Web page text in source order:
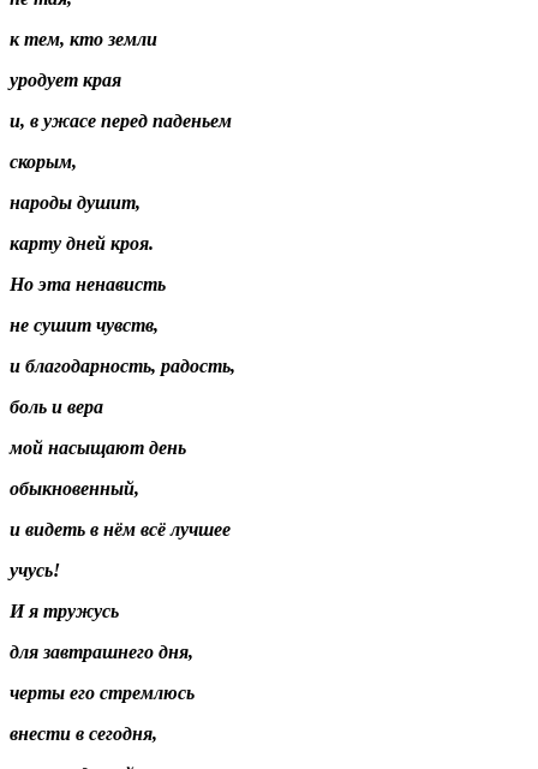
к тем, кто земли
уродует края
и, в ужасе перед паденьем
скорым,
народы душит,
карту дней кроя.
Но эта ненависть
не сушит чувств,
и благодарность, радость,
боль и вера
мой насыщают день
обыкновенный,
и видеть в нём всё лучшее
учусь!
И я тружусь
для завтрашнего дня,
черты его стремлюсь
внести в сегодня,